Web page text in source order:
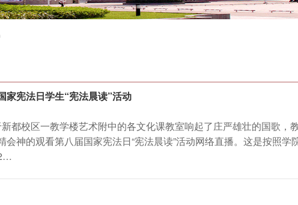
家宪法日学生“宪法晨读”活动
都校区一教学楼艺术附中的各文化课教室响起了庄严雄壮的国歌，
神的观看第八届国家宪法日“宪法晨读”活动网络直播。这是按照学